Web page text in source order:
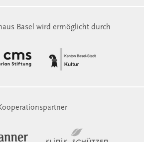
Basel wird ermöglicht durch